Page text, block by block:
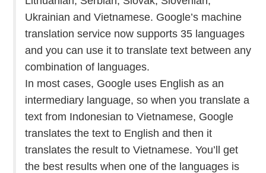
Ukrainian and Vietnamese. Google’s machine
translation service now supports 35 languages
and you can use it to translate text between any
combination of languages.
In most cases, Google uses English as an
intermediary language, so when you translate a
text from Indonesian to Vietnamese, Google
translates the text to English and then it
translates the result to Vietnamese. You’ll get
the best results when one of the languages is